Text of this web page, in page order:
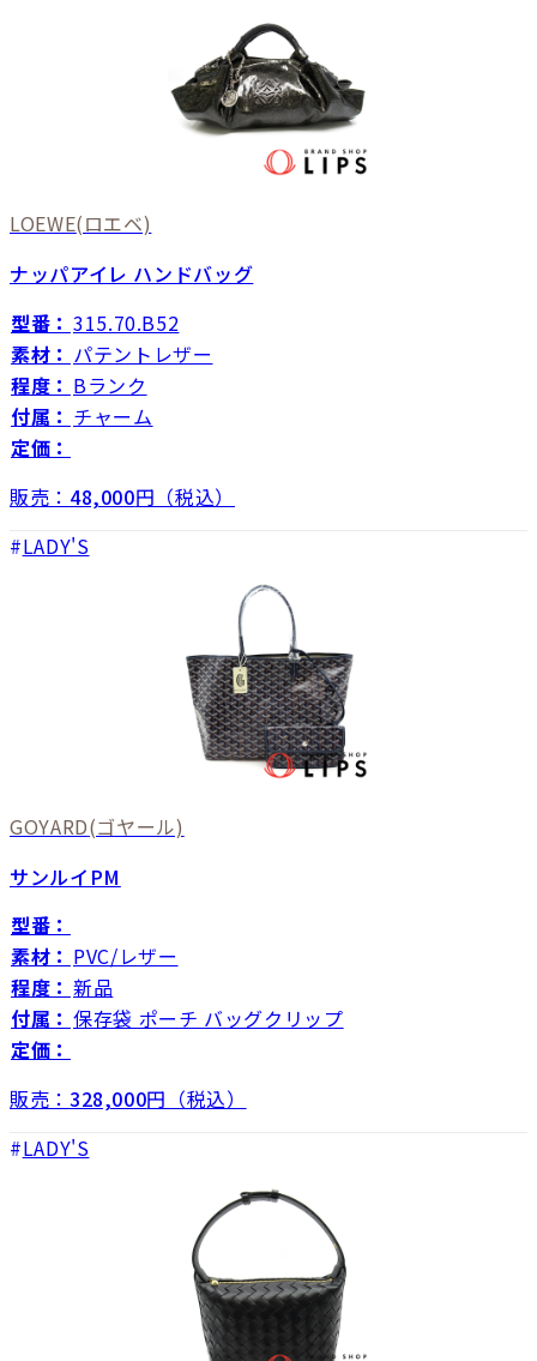
LOEWE(ロエベ)
ナッパアイレ ハンドバッグ
型番： 315.70.B52
素材： パテントレザー
程度： Bランク
付属： チャーム
定価：
販売： 48,000円（税込）
LADY'S
GOYARD(ゴヤール)
サンルイPM
型番：
素材： PVC/レザー
程度： 新品
付属： 保存袋 ポーチ バッグクリップ
定価：
販売： 328,000円（税込）
LADY'S